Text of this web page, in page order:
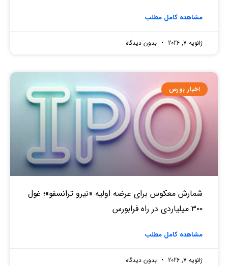
مشاهده کامل مطلب
ژانویه 7, 2026 بدون دیدگاه
اخبار بورس
شمارش معکوس برای عرضه اولیه «نیرو ترانسفو»؛ غول
۳۰۰ میلیاردی در راه فرابورس
مشاهده کامل مطلب
ژانویه 7, 2026 بدون دیدگاه